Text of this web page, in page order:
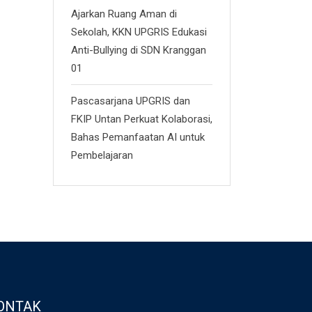
Ajarkan Ruang Aman di
Sekolah, KKN UPGRIS Edukasi
Anti-Bullying di SDN Kranggan
01
Pascasarjana UPGRIS dan
FKIP Untan Perkuat Kolaborasi,
Bahas Pemanfaatan AI untuk
Pembelajaran